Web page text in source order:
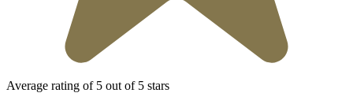
Average rating of 5 out of 5 stars